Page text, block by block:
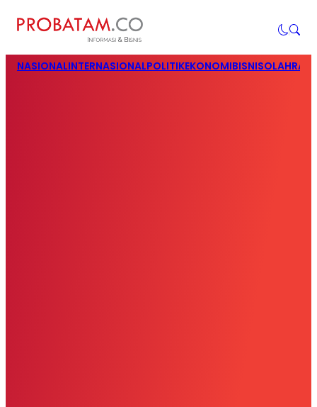
NASIONALINTERNASIONALPOLITIKEKONOMIBISNIS